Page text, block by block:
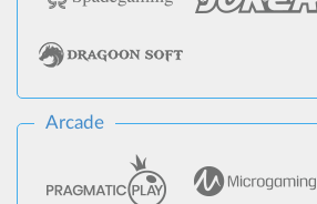
Arcade